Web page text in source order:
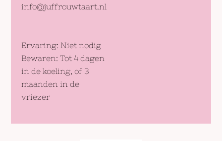
info@juffrouwtaart.nl
Ervaring: Niet nodig
Bewaren: Tot 4 dagen
in de koeling, of 3
maanden in de
vriezer